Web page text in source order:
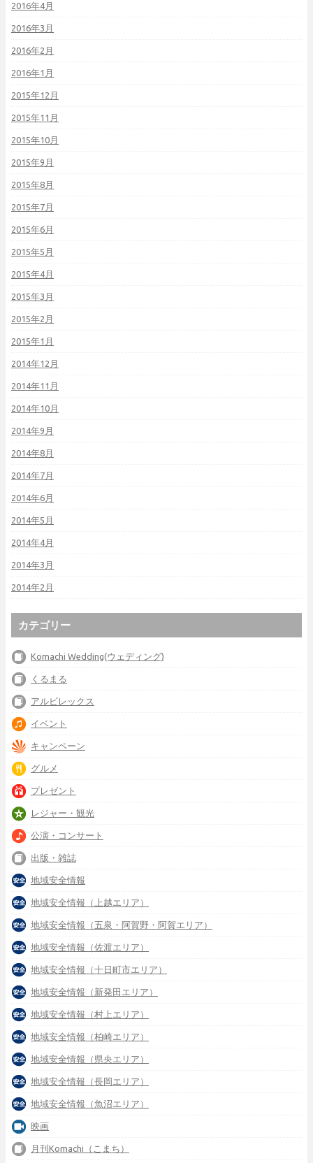
2016年4月
2016年3月
2016年2月
2016年1月
2015年12月
2015年11月
2015年10月
2015年9月
2015年8月
2015年7月
2015年6月
2015年5月
2015年4月
2015年3月
2015年2月
2015年1月
2014年12月
2014年11月
2014年10月
2014年9月
2014年8月
2014年7月
2014年6月
2014年5月
2014年4月
2014年3月
2014年2月
カテゴリー
Komachi Wedding(ウェディング)
くるまる
アルビレックス
イベント
キャンペーン
グルメ
プレゼント
レジャー・観光
公演・コンサート
出版・雑誌
地域安全情報
地域安全情報（上越エリア）
地域安全情報（五泉・阿賀野・阿賀エリア）
地域安全情報（佐渡エリア）
地域安全情報（十日町市エリア）
地域安全情報（新発田エリア）
地域安全情報（村上エリア）
地域安全情報（柏崎エリア）
地域安全情報（県央エリア）
地域安全情報（長岡エリア）
地域安全情報（魚沼エリア）
映画
月刊Komachi（こまち）